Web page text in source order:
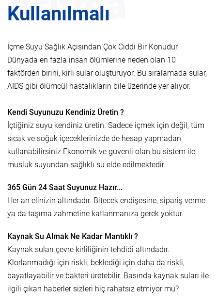
Kullanılmalı
İçme Suyu Sağlık Açısından Çok Ciddi Bir Konudur.
Dünyada en fazla insan ölümlerine neden olan 10
faktörden birini, kirli sular oluşturuyor. Bu sıralamada sular,
AIDS gibi ölümcül hastalıkların bile üzerinde yer alıyor.
Kendi Suyunuzu Kendiniz Üretin ?
İçtiğiniz suyu kendiniz üretin. Sadece içmek için değil, tüm
sıcak ve soğuk içeceklerinizde de hesap yapmadan
kullanabilirsiniz Ekonomik ve güvenli olan bu sistem ile
musluk suyundan sağlıklı su elde edilmektedir.
365 Gün 24 Saat Suyunuz Hazır...
Her an elinizin altındadır. Bitecek endişesine, sipariş verme
ya da taşıma zahmetine katlanmanıza gerek yoktur.
Kaynak Su Almak Ne Kadar Mantıklı ?
Kaynak suları çevre kirliliğinin tehdidi altındadır.
Klorlanmadığı için riskli, beklediği için daha da riskli,
bayatlayabilir ve bakteri üretebilir. Basında kaynak suları ile
ilgili çıkan haberler sizleri hiç rahatsız etmiyor mu?